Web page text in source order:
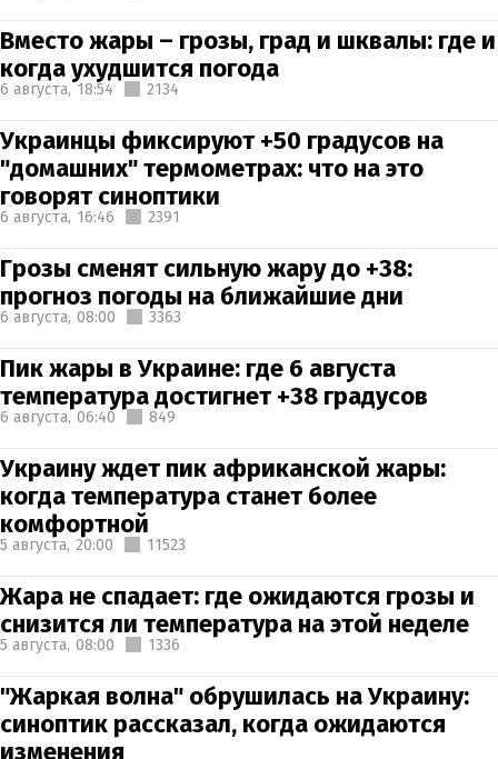
Вместо жары – грозы, град и шквалы: где и
когда ухудшится погода
6 августа, 18:54 2134
Украинцы фиксируют +50 градусов на
"домашних" термометрах: что на это
говорят синоптики
6 августа, 16:46 2391
Грозы сменят сильную жару до +38:
прогноз погоды на ближайшие дни
6 августа, 08:00 3363
Пик жары в Украине: где 6 августа
температура достигнет +38 градусов
6 августа, 06:40 849
Украину ждет пик африканской жары:
когда температура станет более
комфортной
5 августа, 20:00 11523
Жара не спадает: где ожидаются грозы и
снизится ли температура на этой неделе
5 августа, 08:00 1336
"Жаркая волна" обрушилась на Украину:
синоптик рассказал, когда ожидаются
изменения